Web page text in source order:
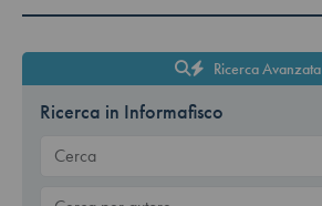
Ricerca Avanzata
Ricerca in Informafisco